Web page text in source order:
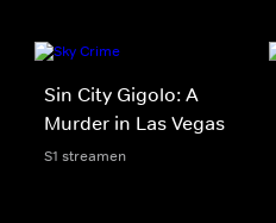
Sin City Gigolo: A
Murder in Las Vegas
S1 streamen